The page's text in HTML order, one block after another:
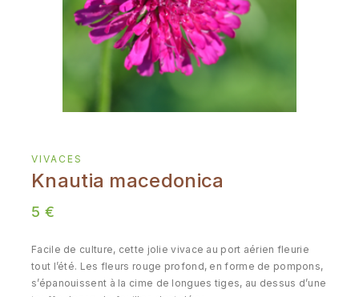
VIVACES
Knautia macedonica
5 €
Facile de culture, cette jolie vivace au port aérien fleurie
tout l’été. Les fleurs rouge profond, en forme de pompons,
s’épanouissent à la cime de longues tiges, au dessus d’une